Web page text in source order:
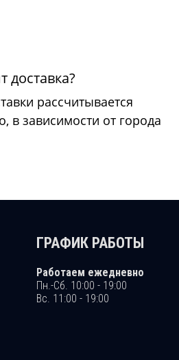
доставка?
рассчитывается
в зависимости от города
ГРАФИК РАБОТЫ
Работаем ежедневно
Пн.-Сб. 10:00 - 19:00
Вс. 11:00 - 19:00